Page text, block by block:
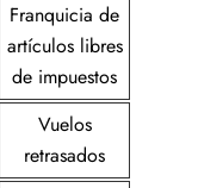
Franquicia de
artículos libres
de impuestos
Vuelos
retrasados